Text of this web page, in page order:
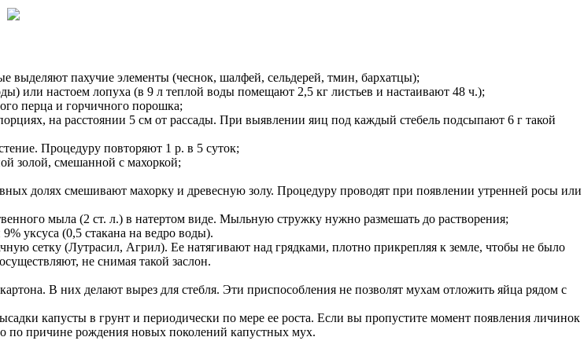
выделяют пахучие элементы (чеснок, шалфей, сельдерей, тмин, бархатцы);
или настоем лопуха (в 9 л теплой воды помещают 2,5 кг листьев и настаивают 48 ч.);
перца и горчичного порошка;
на расстоянии 5 см от рассады. При выявлении яиц под каждый стебель подсыпают 6 г такой
Процедуру повторяют 1 р. в 5 суток;
золой, смешанной с махоркой;
долях смешивают махорку и древесную золу. Процедуру проводят при появлении утренней росы или
мыла (2 ст. л.) в натертом виде. Мыльную стружку нужно размешать до растворения;
уксуса (0,5 стакана на ведро воды).
сетку (Лутрасил, Агрил). Ее натягивают над грядками, плотно прикрепляя к земле, чтобы не было
не снимая такой заслон.
В них делают вырез для стебля. Эти приспособления не позволят мухам отложить яйца рядом с
капусты в грунт и периодически по мере ее роста. Если вы пропустите момент появления личинок
по причине рождения новых поколений капустных мух.